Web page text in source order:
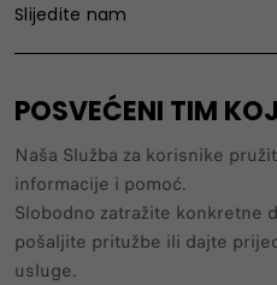
Slijedite nam
POSVEĆENI TIM
Naša Služba za korisnike
informacije i pomoć.
Slobodno zatražite konkretne
pošaljite pritužbe ili dajte
usluge.